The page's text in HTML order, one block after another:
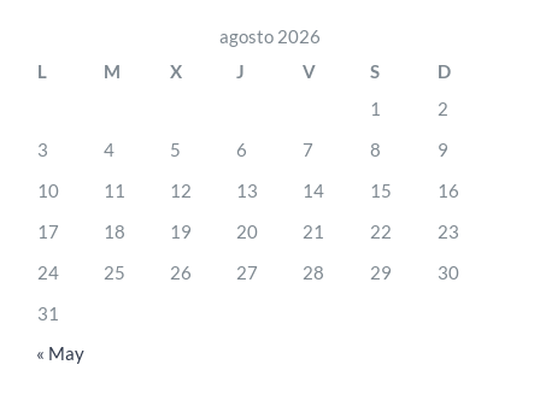
agosto 2026
L
M X J V S
D
1
2
3
4 5 6 7 8
9
10
11 12 13 14 15
16
17
18 19 20 21 22
23
24
25 26 27 28 29
30
31
« May